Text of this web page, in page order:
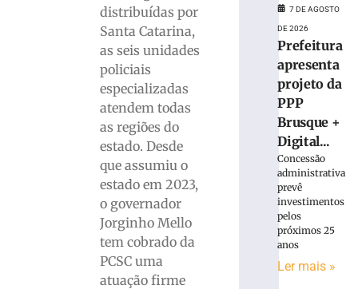
distribuídas por
Santa Catarina,
as seis unidades
policiais
especializadas
atendem todas
as regiões do
estado. Desde
que assumiu o
estado em 2023,
o governador
Jorginho Mello
tem cobrado da
PCSC uma
atuação firme
(SC)
agosto
2026
mais
Carro
capota
fica
parcialmente
submerso
em
7 DE AGOSTO
DE 2026
Prefeitura
apresenta
projeto da
PPP
Brusque +
Digital...
Concessão
administrativa
prevê
investimentos
pelos
próximos 25
anos
Ler mais »